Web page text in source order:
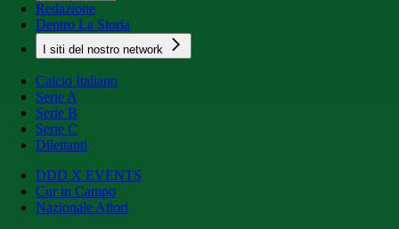
Redazione
Dentro La Storia
I siti del nostro network
Calcio Italiano
Serie A
Serie B
Serie C
Dilettanti
DDD X EVENTS
Cur in Campo
Nazionale Attori